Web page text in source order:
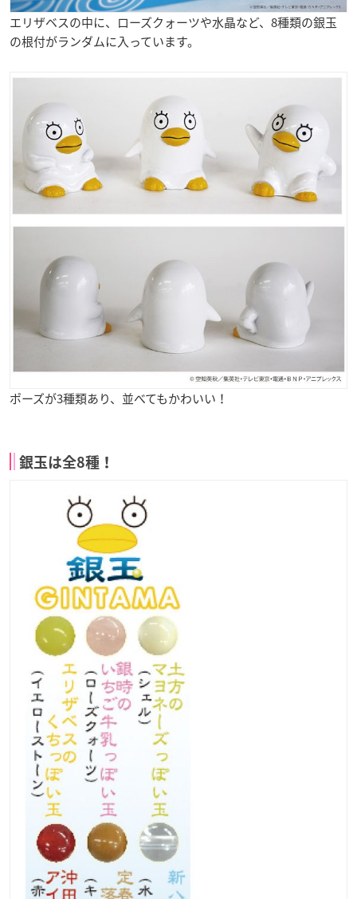
エリザベスの中に、ローズクォーツや水晶など、8種類の銀玉
の根付がランダムに入っています。
ポーズが3種類あり、並べてもかわいい！
銀玉は全8種！